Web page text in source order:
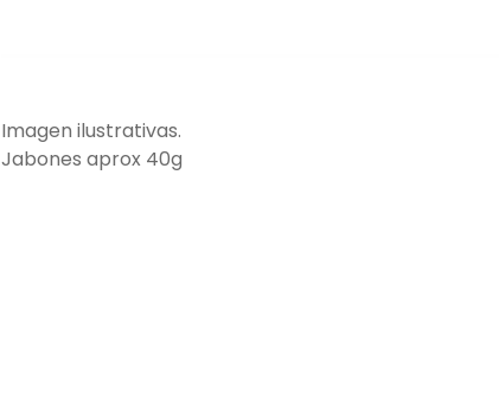
Imagen ilustrativas.
Jabones aprox 40g